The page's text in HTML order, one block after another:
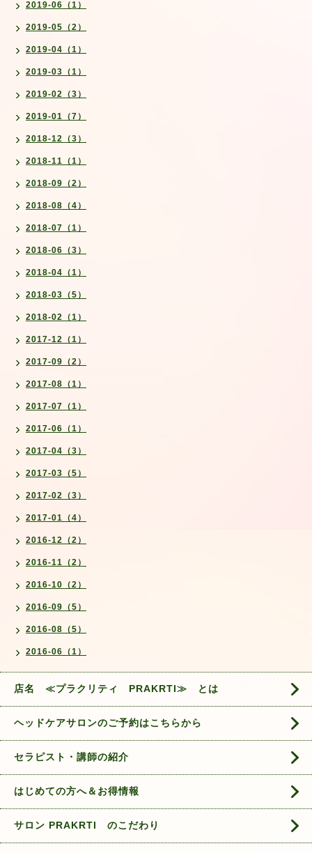
2019-06（1）
2019-05（2）
2019-04（1）
2019-03（1）
2019-02（3）
2019-01（7）
2018-12（3）
2018-11（1）
2018-09（2）
2018-08（4）
2018-07（1）
2018-06（3）
2018-04（1）
2018-03（5）
2018-02（1）
2017-12（1）
2017-09（2）
2017-08（1）
2017-07（1）
2017-06（1）
2017-04（3）
2017-03（5）
2017-02（3）
2017-01（4）
2016-12（2）
2016-11（2）
2016-10（2）
2016-09（5）
2016-08（5）
2016-06（1）
店名 ≪プラクリティ PRAKRTI≫ とは
ヘッドケアサロンのご予約はこちらから
セラピスト・講師の紹介
はじめての方へ＆お得情報
サロン PRAKRTI のこだわり